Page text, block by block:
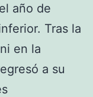
año de
Tras la
en la
a su